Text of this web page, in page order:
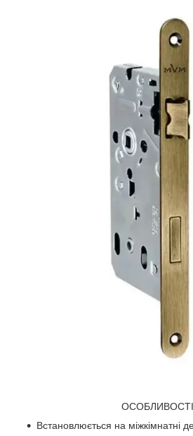
ОСОБЛИВОСТІ
Встановлюється на міжкімнатні